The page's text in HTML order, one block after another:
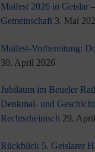
Maifest 2026 in Geislar
Gemeinschaft 3. Mai
Maifest-Vorbereitung:
30. April 2026
Jubiläum im Beueler
Denkmal- und
Rechtsrheinisch 29.
Rückblick 5. Geislarer